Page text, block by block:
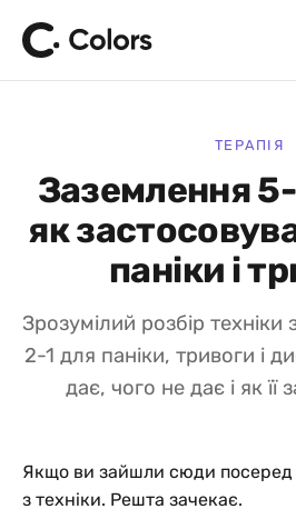
ТЕРАПІЯ
Заземлення
як
паніки і
Зрозумілий розбір
2-1 для паніки, тривоги і
дає, чого не дає і як її
Якщо ви зайшли сюди посеред
з техніки. Решта зачекає.